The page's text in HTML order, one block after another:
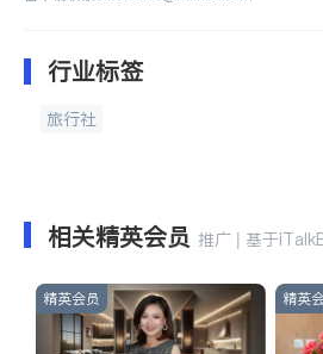
行业标签
旅行社
相关精英会员 推广 | 基于
精英会员 精英